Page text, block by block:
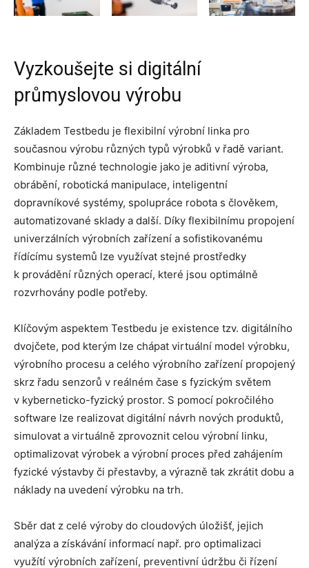
Vyzkoušejte si digitální
průmyslovou výrobu
Základem Testbedu je flexibilní výrobní linka pro
současnou výrobu různých typů výrobků v řadě variant.
Kombinuje různé technologie jako je aditivní výroba,
obrábění, robotická manipulace, inteligentní
dopravníkové systémy, spolupráce robota s člověkem,
automatizované sklady a další. Díky flexibilnímu propojení
univerzálních výrobních zařízení a sofistikovanému
řídícímu systemů lze využívat stejné prostředky
k provádění různých operací, které jsou optimálně
rozvrhovány podle potřeby.
Klíčovým aspektem Testbedu je existence tzv. digitálního
dvojčete, pod kterým lze chápat virtuální model výrobku,
výrobního procesu a celého výrobního zařízení propojený
skrz řadu senzorů v reálném čase s fyzickým světem
v kyberneticko-fyzický prostor. S pomocí pokročilého
software lze realizovat digitální návrh nových produktů,
simulovat a virtuálně zprovoznit celou výrobní linku,
optimalizovat výrobek a výrobní proces před zahájením
fyzické výstavby či přestavby, a výrazně tak zkrátit dobu a
náklady na uvedení výrobku na trh.
Sběr dat z celé výroby do cloudových úložišť, jejich
analýza a získávání informací např. pro optimalizaci
využítí výrobních zařízení, preventivní údržbu či řízení